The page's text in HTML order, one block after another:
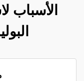
الأسباب